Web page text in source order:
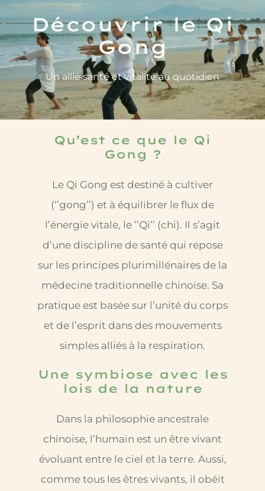
Qui suis-je ?
Contact
Découvrir le Qi
Gong
Un allié santé et vitalité au quotidien
Qu’est ce que le Qi
Gong ?
Le Qi Gong est destiné à cultiver
(‘’gong’’) et à équilibrer le flux de
l’énergie vitale, le ’’Qi’’ (chi). Il s’agit
d’une discipline de santé qui repose
sur les principes plurimillénaires de la
médecine traditionnelle chinoise. Sa
pratique est basée sur l’unité du corps
et de l’esprit dans des mouvements
simples alliés à la respiration.
Une symbiose avec les
lois de la nature
Dans la philosophie ancestrale
chinoise, l’humain est un être vivant
évoluant entre le ciel et la terre. Aussi,
comme tous les êtres vivants, il obéit